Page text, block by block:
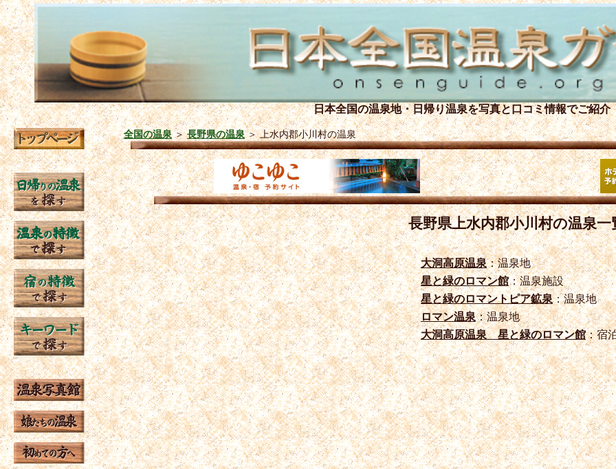
日本全国の温泉地・日帰り温泉を写真と口コミ情報でご紹介
全国の温泉＞長野県の温泉＞上水内郡小川村の温泉
長野県上水内郡小川村の温泉一
大洞高原温泉：温泉地
星と緑のロマン館：温泉施設
星と緑のロマントピア鉱泉：温泉地
ロマン温泉：温泉地
大洞高原温泉 星と緑のロマン館：宿